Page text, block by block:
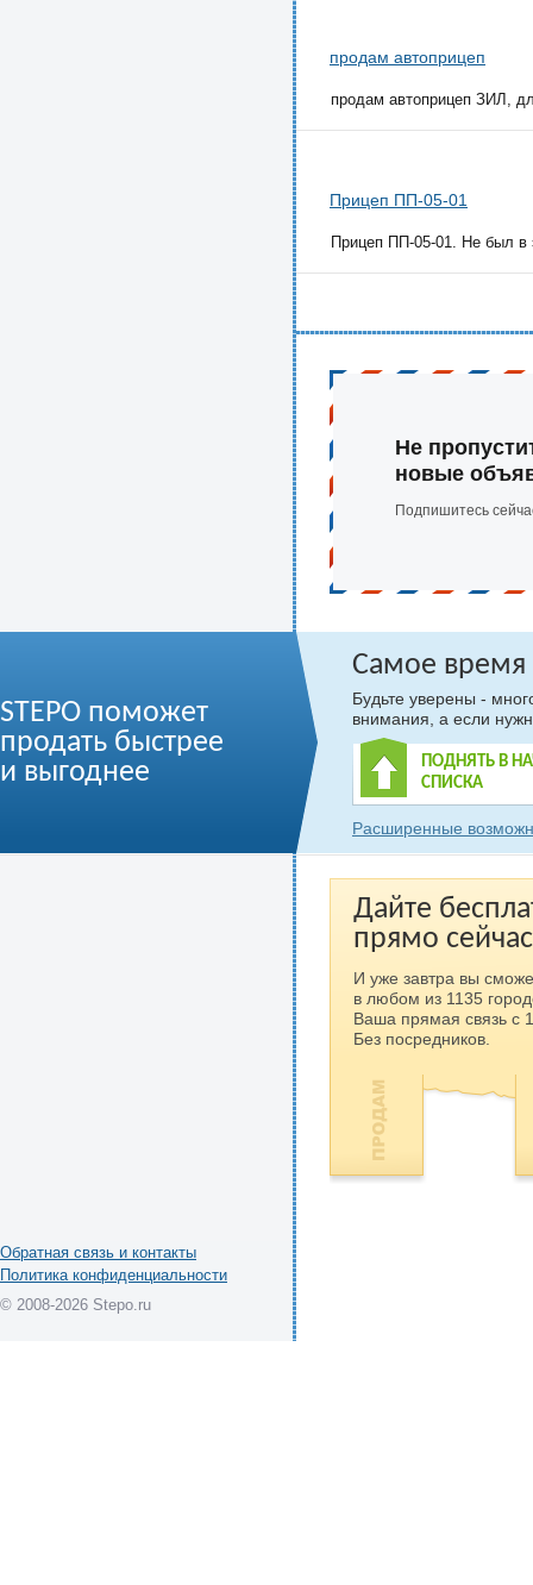
продам автоприцеп
продам автоприцеп ЗИЛ,
Прицеп ПП-05-01
Прицеп ПП-05-01. Не был в
Не
новые
Подпишитесь
STEPO поможет
продать быстрее
и выгоднее
Самое время
Будьте уверены -
внимания, а если
ПОДНЯТЬ В
СПИСКА
Расширенные
Дайте
прямо
И уже завтра вы
в любом из 1135
Ваша прямая связь с
Без посредников.
Обратная связь и контакты
Политика конфиденциальности
© 2008-2026 Stepo.ru